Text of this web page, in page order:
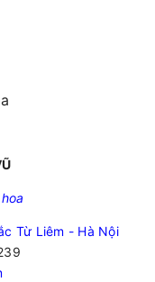
Từ Liêm - Hà Nội